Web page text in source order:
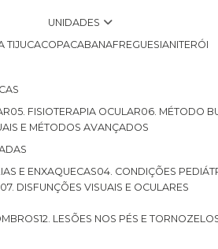
UNIDADES
TIJUCA
COPACABANA FREGUESIA
NITERÓI
05. FISIOTERAPIA OCULAR
06. MÉTODO
E MÉTODOS AVANÇADOS
E ENXAQUECAS
04. CONDIÇÕES
07. DISFUNÇÕES VISUAIS E OCULARES
12. LESÕES NOS PÉS E